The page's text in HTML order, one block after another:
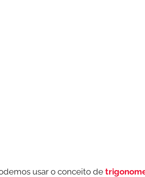
usar o conceito de